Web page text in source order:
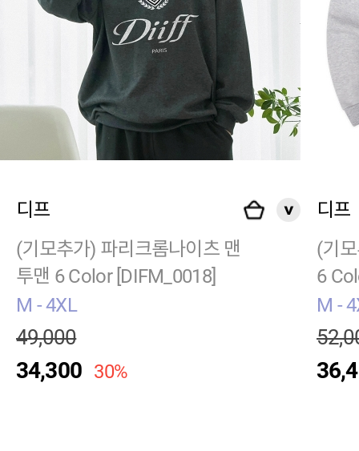
디프
(기모추가) 파리크롬나이츠 맨
투맨 6 Color [DIFM_0018]
M - 4XL
49,000
34,300 30%
디프
(기
6
M -